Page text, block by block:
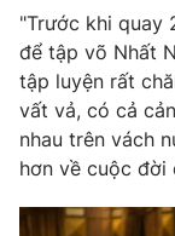
Chuyên mục khác
Emagazine
Photo
"Trước khi quay
để tập võ Nhất
tập luyện rất
vất vả, có cả
nhau trên vách
hơn về cuộc đời